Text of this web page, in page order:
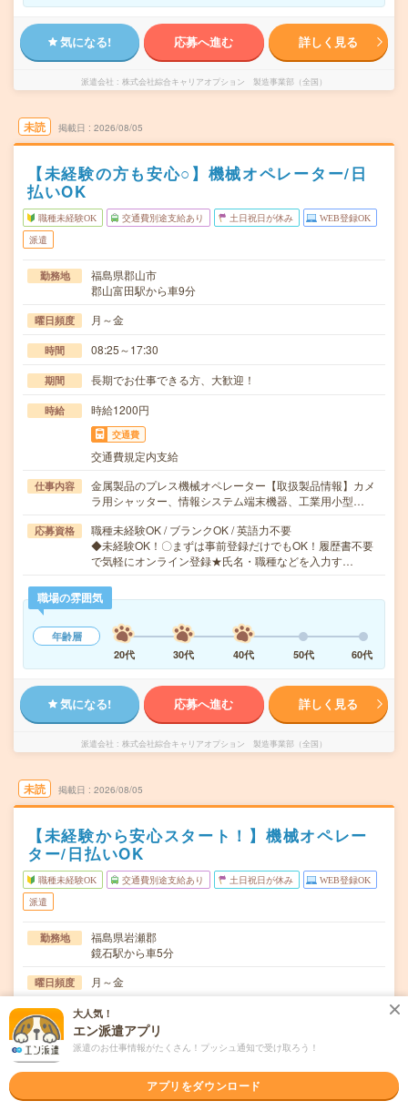
気になる! 応募へ進む 詳しく見る
派遣会社 株式会社綜合キャリアオプション 製造事業部（全国）
未読 掲載日 2026/08/05
【未経験の方も安心○】機械オペレーター/日
払いOK
職種未経験OK 交通費別途支給あり 土日祝日が休み WEB登録OK
派遣
勤務地
福島県郡山市
郡山富田駅から車9分
曜日頻度 月～金
時間 08:25～17:30
期間 長期でお仕事できる方、大歓迎！
時給 時給1200円
交通費
交通費規定内支給
仕事内容
金属製品のプレス機械オペレーター【取扱製品情報】カメ
ラ用シャッター、情報システム端末機器、工業用小型…
応募資格
職種未経験OK / ブランクOK / 英語力不要
◆未経験OK！〇まずは事前登録だけでもOK！履歴書不要
で気軽にオンライン登録★氏名・職種などを入力す…
職場の雰囲気
年齢層
20代
30代 40代 50代 60代
気になる! 応募へ進む 詳しく見る
派遣会社 株式会社綜合キャリアオプション 製造事業部（全国）
未読 掲載日 2026/08/05
【未経験から安心スタート！】機械オペレー
ター/日払いOK
職種未経験OK 交通費別途支給あり 土日祝日が休み WEB登録OK
派遣
勤務地
福島県岩瀬郡
鏡石駅から車5分
曜日頻度 月～金
時間 08:00～16:5006:00～14:2014:00～22:20
期間 長期でお仕事できる方、大歓迎！
時給 時給1200円
交通費
大人気！
エン派遣アプリ
派遣のお仕事情報がたくさん！プッシュ通知で受け取ろう！
アプリをダウンロード